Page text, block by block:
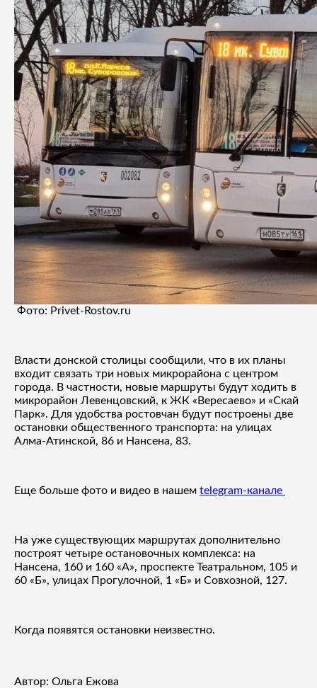
Фото: Privet-Rostov.ru
Власти донской столицы сообщили, что в их планы
входит связать три новых микрорайона с центром
города. В частности, новые маршруты будут ходить в
микрорайон Левенцовский, к ЖК «Вересаево» и «Скай
Парк». Для удобства ростовчан будут построены две
остановки общественного транспорта: на улицах
Алма-Атинской, 86 и Нансена, 83.
Еще больше фото и видео в нашем telegram-канале
На уже существующих маршрутах дополнительно
построят четыре остановочных комплекса: на
Нансена, 160 и 160 «А», проспекте Театральном, 105 и
60 «Б», улицах Прогулочной, 1 «Б» и Совхозной, 127.
Когда появятся остановки неизвестно.
Автор: Ольга Ежова